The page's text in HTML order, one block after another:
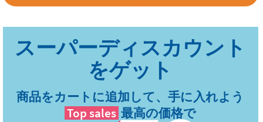
商品をカートに追加して、手に入れよう
Top sales 最高の価格で